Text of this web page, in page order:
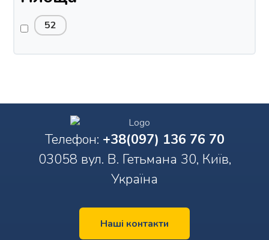
52
Телефон: +38(097) 136 76 70
03058 вул. В. Гетьмана 30, Київ,
Україна
Наші контакти